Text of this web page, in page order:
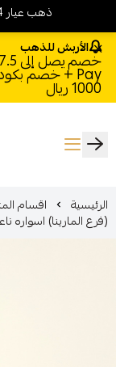
الأربش للذهب
1000 ريال
الرئيسية اقسام
(فرع المارينا) اسواره ناعمه ذهب
24 ذهب عيار